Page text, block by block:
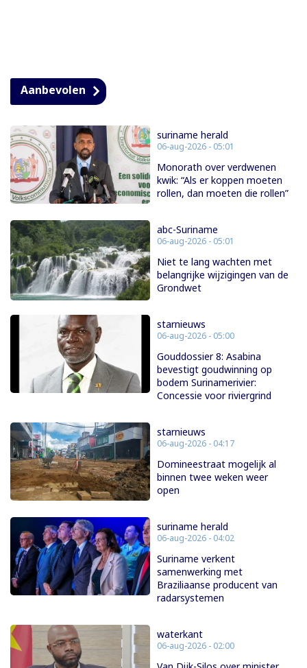
Aanbevolen
suriname herald
06-aug-2026 - 05:01
Monorath over verdwenen
kwik: “Als er koppen moeten
rollen, dan moeten die rollen”
abc-Suriname
06-aug-2026 - 05:01
Niet te lang wachten met
belangrijke wijzigingen van de
Grondwet
starnieuws
06-aug-2026 - 05:00
Gouddossier 8: Asabina
bevestigt goudwinning op
bodem Surinamerivier:
Concessie voor riviergrind
starnieuws
06-aug-2026 - 04:17
Domineestraat mogelijk al
binnen twee weken weer
open
suriname herald
06-aug-2026 - 04:02
Suriname verkent
samenwerking met
Braziliaanse producent van
radarsystemen
waterkant
06-aug-2026 - 02:00